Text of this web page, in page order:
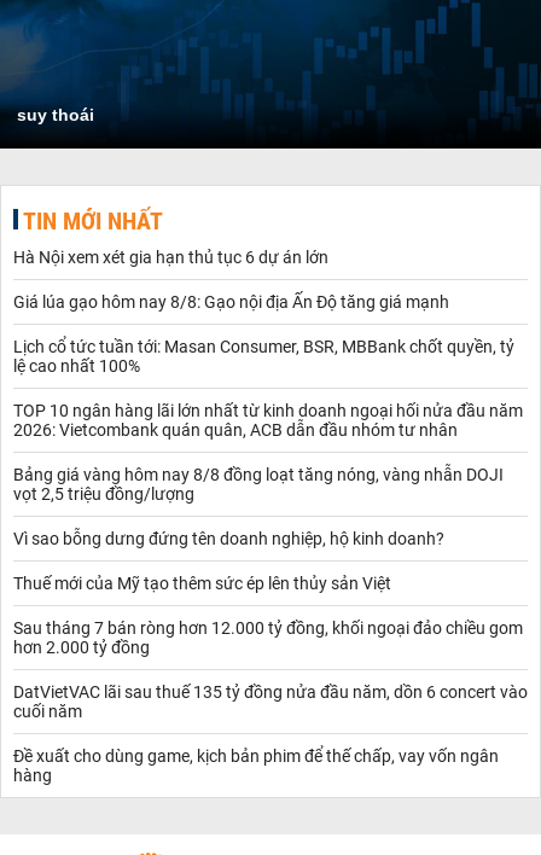
suy thoái
TIN MỚI NHẤT
Hà Nội xem xét gia hạn thủ tục 6 dự án lớn
Giá lúa gạo hôm nay 8/8: Gạo nội địa Ấn Độ tăng giá mạnh
Lịch cổ tức tuần tới: Masan Consumer, BSR, MBBank chốt quyền, tỷ
lệ cao nhất 100%
TOP 10 ngân hàng lãi lớn nhất từ kinh doanh ngoại hối nửa đầu năm
2026: Vietcombank quán quân, ACB dẫn đầu nhóm tư nhân
Bảng giá vàng hôm nay 8/8 đồng loạt tăng nóng, vàng nhẫn DOJI
vọt 2,5 triệu đồng/lượng
Vì sao bỗng dưng đứng tên doanh nghiệp, hộ kinh doanh?
Thuế mới của Mỹ tạo thêm sức ép lên thủy sản Việt
Sau tháng 7 bán ròng hơn 12.000 tỷ đồng, khối ngoại đảo chiều gom
hơn 2.000 tỷ đồng
DatVietVAC lãi sau thuế 135 tỷ đồng nửa đầu năm, dồn 6 concert vào
cuối năm
Đề xuất cho dùng game, kịch bản phim để thế chấp, vay vốn ngân
hàng